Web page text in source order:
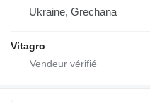
Ukraine, Grechana
Vitagro